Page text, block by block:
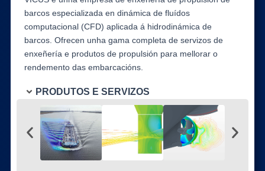
barcos especializada en dinámica de fluídos
computacional (CFD) aplicada á hidrodinámica de
barcos. Ofrecen unha gama completa de servizos de
enxeñería e produtos de propulsión para mellorar o
rendemento das embarcacións.
PRODUTOS E SERVIZOS